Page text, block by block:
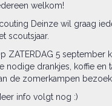
welkom!
Deinze wil graag
scoutsjaar.
ZATERDAG 5 september
nodige drankjes, koffie
de zomerkampen
info volgt nog :)